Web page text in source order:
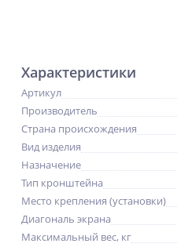
Характеристики
Артикул
Производитель
Страна происхождения
Вид изделия
Назначение
Тип кронштейна
Место крепления (установки)
Диагональ экрана
Максимальный вес, кг